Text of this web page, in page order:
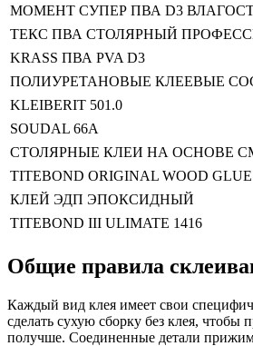
МОМЕНТ СУПЕР ПВА D3
ТЕКС ПВА СТОЛЯРНЫЙ
KRASS ПВА PVA D3
ПОЛИУРЕТАНОВЫЕ КЛЕЕВЫЕ
KLEIBERIT 501.0
SOUDAL 66A
СТОЛЯРНЫЕ КЛЕИ НА ОСНОВЕ
TITEBOND ORIGINAL WOOD GLUE
КЛЕЙ ЭДП ЭПОКСИДНЫЙ
TITEBOND III ULIMATE 1416
Общие правила
Каждый вид клея имеет свои
сделать сухую сборку без клея,
получше. Соединенные детали